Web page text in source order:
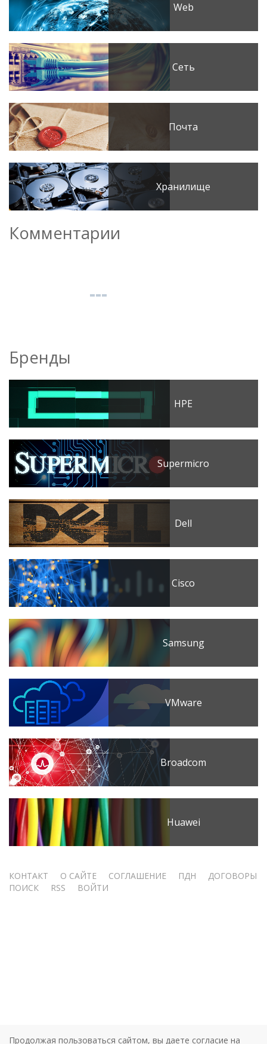
Web
Сеть
Почта
Хранилище
Комментарии
Бренды
HPE
Supermicro
Dell
Cisco
Samsung
VMware
Broadcom
Huawei
Меню
КОНТАКТ О САЙТЕ СОГЛАШЕНИЕ ПДН
ДОГОВОРЫ
ПОИСК
RSS ВОЙТИ
Продолжая пользоваться сайтом, вы даете согласие на